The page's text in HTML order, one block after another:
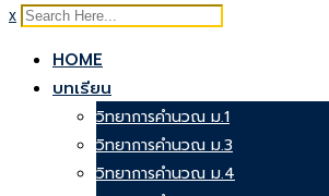
x
HOME
บทเรียน
วิทยาการคำนวณ ม.1
วิทยาการคำนวณ ม.3
วิทยาการคำนวณ ม.4